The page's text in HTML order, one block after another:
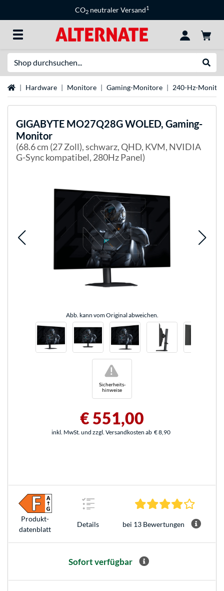
CO2 neutraler Versand1
StartseiteHardware Monitore Gaming-Monitore 240-Hz-
GIGABYTE MO27Q28G WOLED, Gaming-
Monitor
(68.6 cm (27 Zoll), schwarz, QHD, KVM, NVIDIA
G-Sync kompatibel, 280Hz Panel)
Abb. kann vom Original abweichen.
Sicherheits-
hinweise
!
€ 551,00
inkl. MwSt. und zzgl. Versandkosten ab € 8,90
Produkt­
datenblatt
Details
3.9
bei 13 Bewertungen
Sofort verfügbar